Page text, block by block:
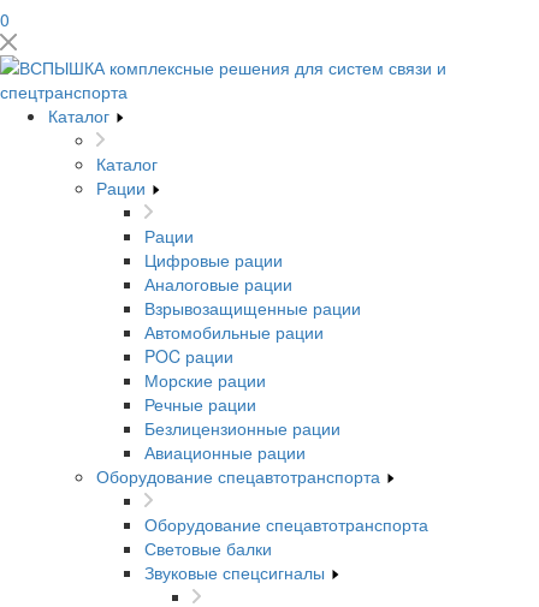
0
Каталог
Каталог
Рации
Рации
Цифровые рации
Аналоговые рации
Взрывозащищенные рации
Автомобильные рации
POC рации
Морские рации
Речные рации
Безлицензионные рации
Авиационные рации
Оборудование спецавтотранспорта
Оборудование спецавтотранспорта
Световые балки
Звуковые спецсигналы